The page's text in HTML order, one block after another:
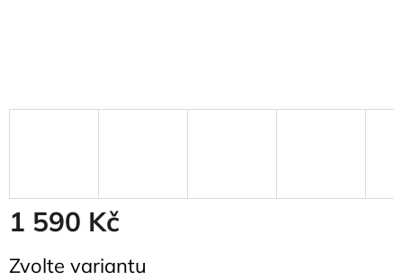
1 590 Kč
cena:
Zvolte variantu